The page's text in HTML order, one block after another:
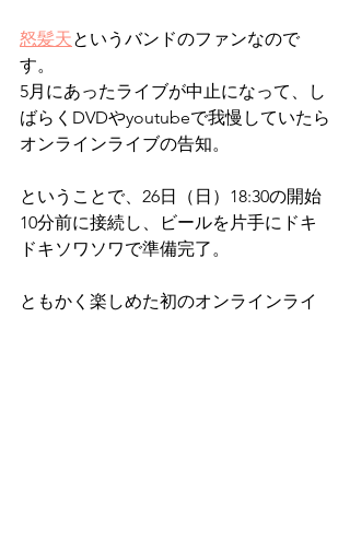
怒髪天というバンドのファンなので
す。
5月にあったライブが中止になって、し
ばらくDVDやyoutubeで我慢していたら
オンラインライブの告知。
ということで、26日（日）18:30の開始
10分前に接続し、ビールを片手にドキ
ドキソワソワで準備完了。
ともかく楽しめた初のオンラインライ